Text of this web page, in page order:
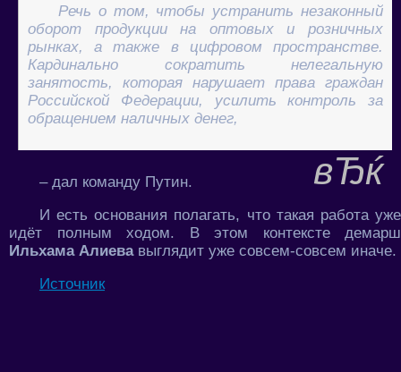
Речь о том, чтобы устранить незаконный
оборот продукции на оптовых и розничных
рынках, а также в цифровом пространстве.
Кардинально сократить нелегальную
занятость, которая нарушает права граждан
Российской Федерации, усилить контроль за
обращением наличных денег,
– дал команду Путин.
И есть основания полагать, что такая работа уже
идёт полным ходом. В этом контексте демарш
Ильхама Алиевавыглядит уже совсем-совсем иначе.
Источник